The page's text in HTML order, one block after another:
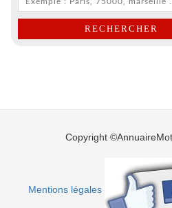
Copyright
Mentions légales